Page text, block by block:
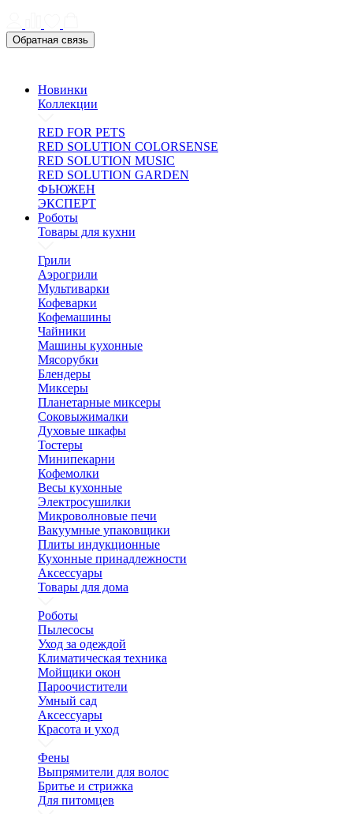
Обратная связь
Новинки
Коллекции
RED FOR PETS
RED SOLUTION COLORSENSE
RED SOLUTION MUSIC
RED SOLUTION GARDEN
ФЬЮЖЕН
ЭКСПЕРТ
Роботы
Товары для кухни
Грили
Аэрогрили
Мультиварки
Кофеварки
Кофемашины
Чайники
Машины кухонные
Мясорубки
Блендеры
Миксеры
Планетарные миксеры
Соковыжималки
Духовые шкафы
Тостеры
Минипекарни
Кофемолки
Весы кухонные
Электросушилки
Микроволновые печи
Вакуумные упаковщики
Плиты индукционные
Кухонные принадлежности
Аксессуары
Товары для дома
Роботы
Пылесосы
Уход за одеждой
Климатическая техника
Мойщики окон
Пароочистители
Умный сад
Аксессуары
Красота и уход
Фены
Выпрямители для волос
Бритье и стрижка
Для питомцев